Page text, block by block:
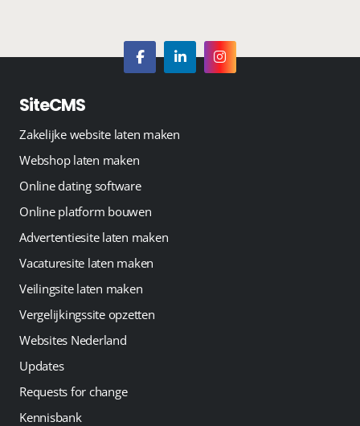
SiteCMS
Zakelijke website laten maken
Webshop laten maken
Online dating software
Online platform bouwen
Advertentiesite laten maken
Vacaturesite laten maken
Veilingsite laten maken
Vergelijkingssite opzetten
Websites Nederland
Updates
Requests for change
Kennisbank